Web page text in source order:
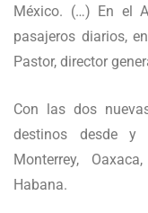
México. (…) En el
pasajeros diarios,
Pastor, director
Con las dos
destinos desde y
Monterrey,
Habana.